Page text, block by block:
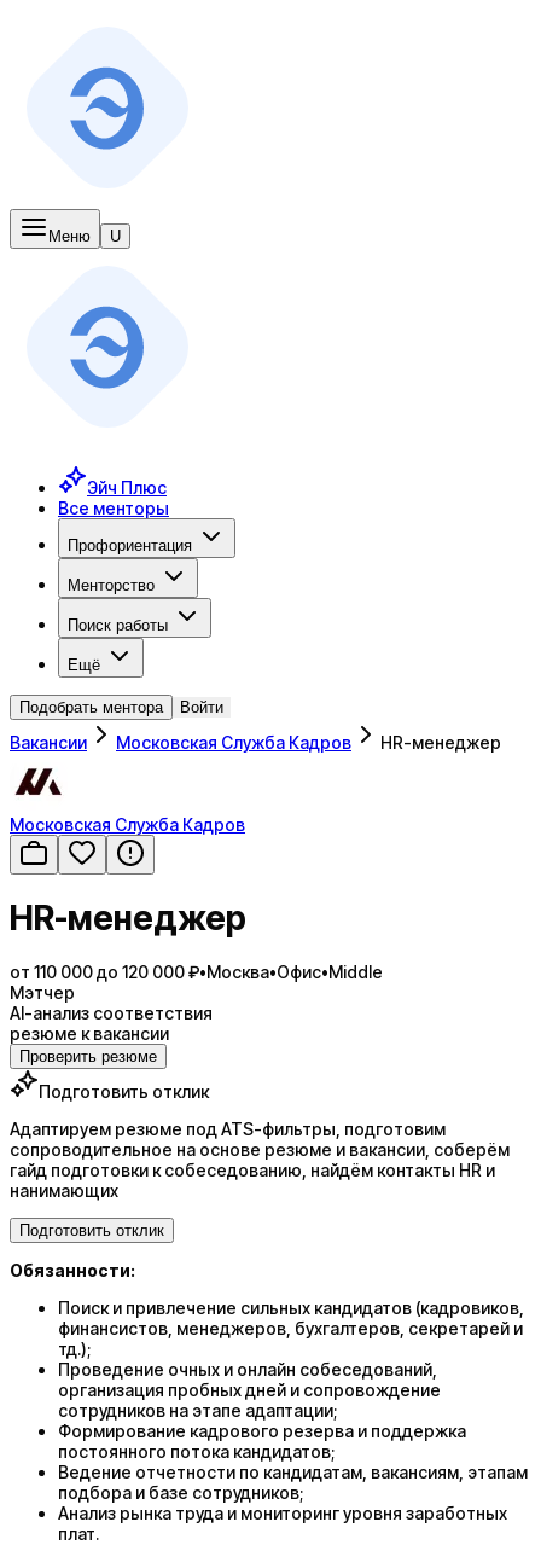
Меню U
Эйч Плюс
Все менторы
Профориентация
Менторство
Поиск работы
Ещё
Подобрать ментора Войти
Вакансии Московская Служба Кадров HR-менеджер
Московская Служба Кадров
HR-менеджер
от 110 000 до 120 000 ₽•Москва•Офис•Middle
Мэтчер
AI-анализ соответствия
резюме к вакансии
Проверить резюме
Подготовить отклик
Адаптируем резюме под ATS-фильтры, подготовим
сопроводительное на основе резюме и вакансии, соберём
гайд подготовки к собеседованию, найдём контакты HR и
нанимающих
Подготовить отклик
Обязанности:
Поиск и привлечение сильных кандидатов (кадровиков,
финансистов, менеджеров, бухгалтеров, секретарей и
тд.);
Проведение очных и онлайн собеседований,
организация пробных дней и сопровождение
сотрудников на этапе адаптации;
Формирование кадрового резерва и поддержка
постоянного потока кандидатов;
Ведение отчетности по кандидатам, вакансиям, этапам
подбора и базе сотрудников;
Анализ рынка труда и мониторинг уровня заработных
плат.